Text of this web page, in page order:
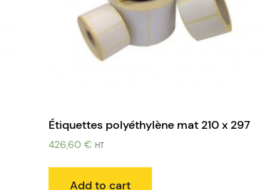
Étiquettes polyéthylène mat 210 x 297
426,60€ HT
Add to cart